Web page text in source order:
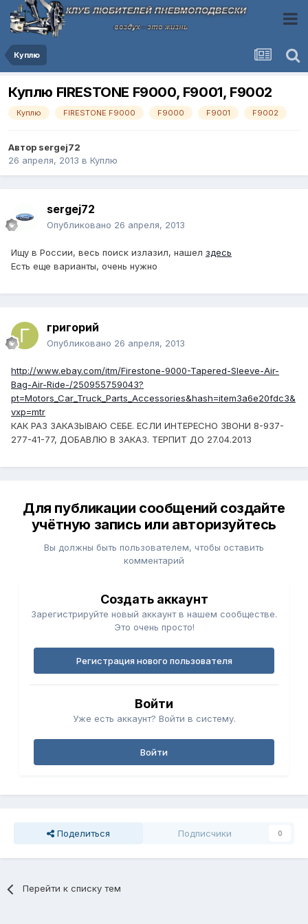
Куплю
Куплю FIRESTONE F9000, F9001, F9002
Куплю FIRESTONE F9000 F9000 F9001 F9002
Автор sergej72
26 апреля, 2013 в Куплю
sergej72
Опубликовано 26 апреля, 2013
Ищу в России, весь поиск излазил, нашел здесь
Есть еще варианты, очень нужно
григорий
Опубликовано 26 апреля, 2013
http://www.ebay.com/itm/Firestone-9000-Tapered-Sleeve-Air-
Bag-Air-Ride-/250955759043?
pt=Motors_Car_Truck_Parts_Accessories&hash=item3a6e20fdc3&
vxp=mtr
КАК РАЗ ЗАКАЗЫВАЮ СЕБЕ. ЕСЛИ ИНТЕРЕСНО ЗВОНИ 8-937-
277-41-77, ДОБАВЛЮ В ЗАКАЗ. ТЕРПИТ ДО 27.04.2013
Для публикации сообщений создайте
учётную запись или авторизуйтесь
Вы должны быть пользователем, чтобы оставить
комментарий
Создать аккаунт
Зарегистрируйте новый аккаунт в нашем сообществе.
Это очень просто!
Регистрация нового пользователя
Войти
Уже есть аккаунт? Войти в систему.
Войти
Поделиться Подписчики 0
Перейти к списку тем